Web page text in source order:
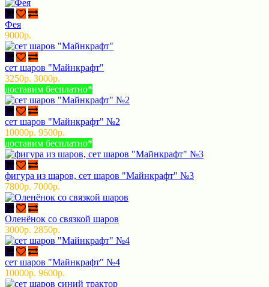
Фея
9000р.
сет шаров "Майнкрафт"
3250р. 3000р.
доставим бесплатно*
сет шаров "Майнкрафт" №2
10000р. 9500р.
доставим бесплатно*
фигура из шаров, сет шаров "Майнкрафт" №3
7800р. 7000р.
Оленёнок со связкой шаров
3000р. 2850р.
сет шаров "Майнкрафт" №4
10000р. 9600р.